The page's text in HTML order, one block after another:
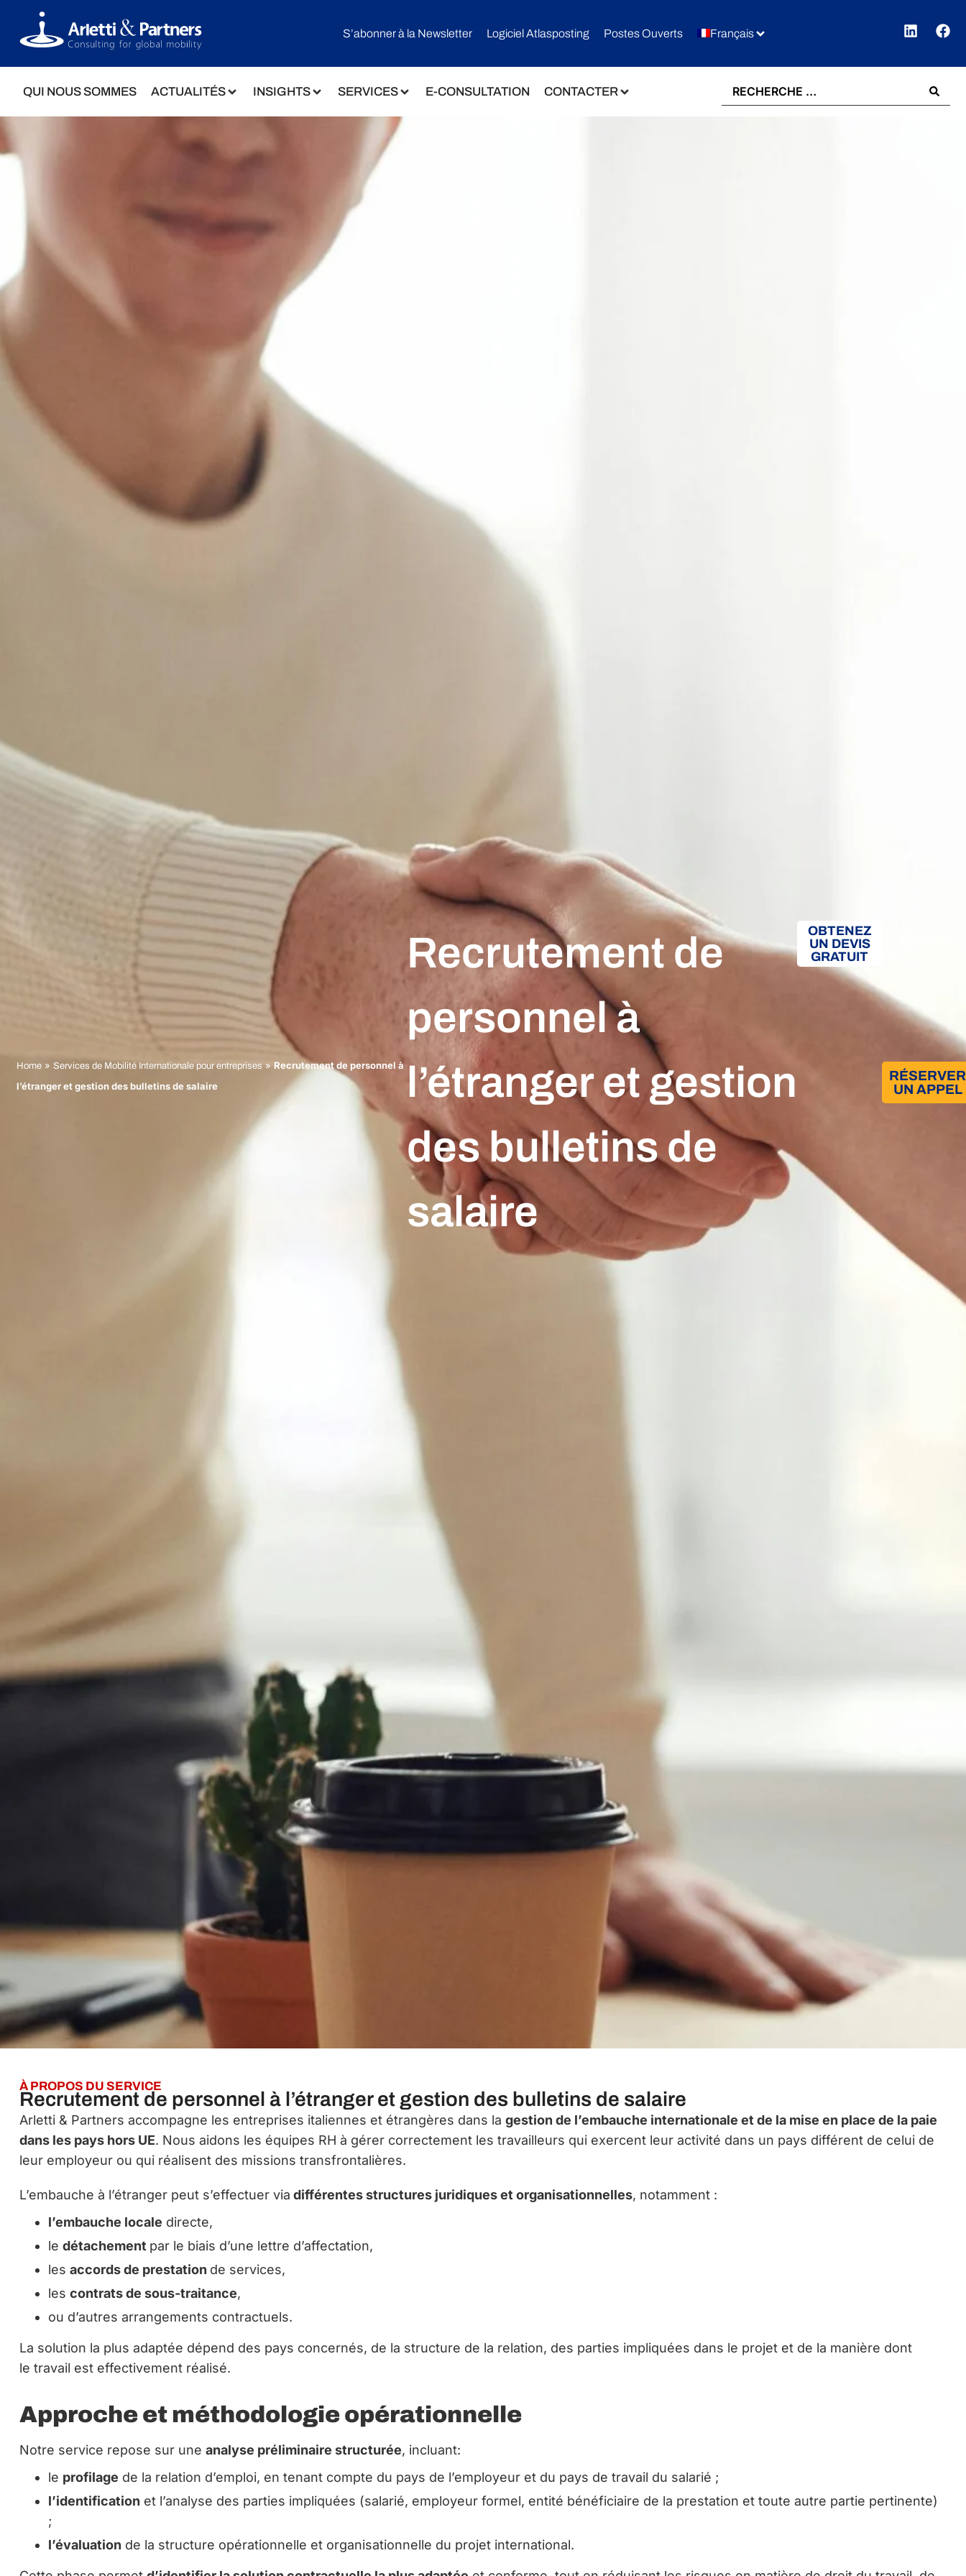
S’abonner à la Newsletter Logiciel Atlasposting Postes Ouverts Français
QUI NOUS SOMMES ACTUALITÉS INSIGHTS SERVICES E-CONSULTATION CONTACTER
Home » Services de Mobilité Internationale pour entreprises » Recrutement de personnel à
l’étranger et gestion des bulletins de salaire
Recrutement de
personnel à
l’étranger et gestion
des bulletins de
salaire
OBTENEZ
UN DEVIS
GRATUIT
RÉSERVER
UN APPEL
À PROPOS DU SERVICE
Recrutement de personnel à l’étranger et gestion des bulletins de salaire
Arletti & Partners accompagne les entreprises italiennes et étrangères dans la gestion de l’embauche internationale et de la mise en place de la paie
dans les pays hors UE. Nous aidons les équipes RH à gérer correctement les travailleurs qui exercent leur activité dans un pays différent de celui de
leur employeur ou qui réalisent des missions transfrontalières.
L’embauche à l’étranger peut s’effectuer via différentes structures juridiques et organisationnelles, notamment :
l’embauche locale directe,
le détachement par le biais d’une lettre d’affectation,
les accords de prestation de services,
les contrats de sous-traitance,
ou d’autres arrangements contractuels.
La solution la plus adaptée dépend des pays concernés, de la structure de la relation, des parties impliquées dans le projet et de la manière dont
le travail est effectivement réalisé.
Approche et méthodologie opérationnelle
Notre service repose sur une analyse préliminaire structurée, incluant:
le profilage de la relation d’emploi, en tenant compte du pays de l’employeur et du pays de travail du salarié ;
l’identification et l’analyse des parties impliquées (salarié, employeur formel, entité bénéficiaire de la prestation et toute autre partie pertinente)
;
l’évaluation de la structure opérationnelle et organisationnelle du projet international.